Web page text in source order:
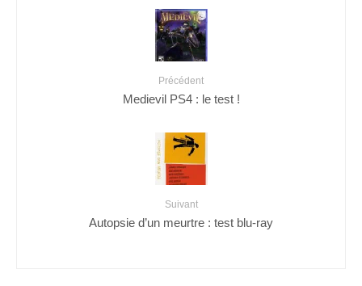
Précédent
Medievil PS4 : le test !
Suivant
Autopsie d’un meurtre : test blu-ray